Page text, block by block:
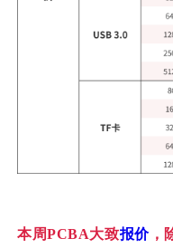
本周PCBA大致报价，